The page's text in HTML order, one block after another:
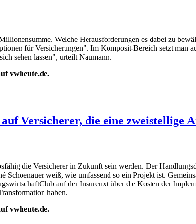
Welche Herausforderungen es dabei zu
für Versicherungen". Im Komposit-Bereich setzt man
sehen lassen", urteilt Naumann.
vwheute.de.
Versicherer, die eine zweistellige
die Versicherer in Zukunft sein werden. Der
Schoenauer weiß, wie umfassend so ein Projekt ist.
auf der Insurenxt über die Kosten der
haben.
vwheute.de.